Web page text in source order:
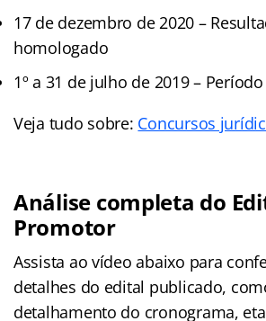
17 de dezembro de 2020 –
homologado
1º a 31 de julho de 2019 –
Veja tudo sobre: Concursos
Análise completa do
Promotor
Assista ao vídeo abaixo para
detalhes do edital publicado,
detalhamento do cronograma,